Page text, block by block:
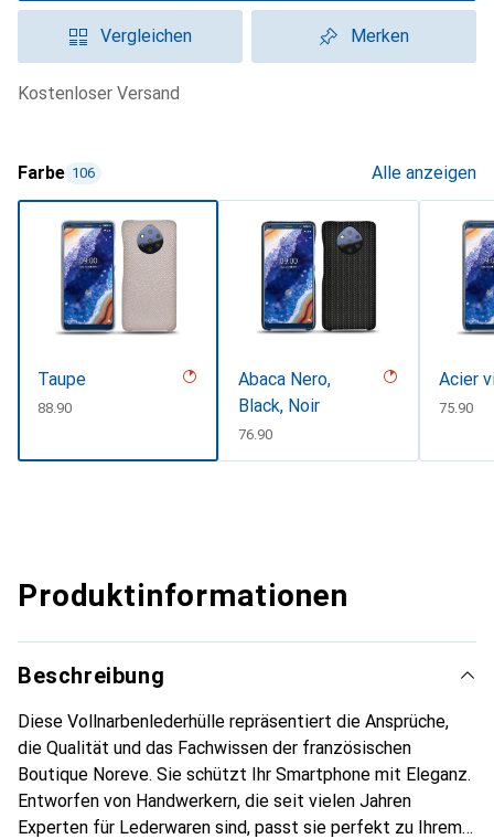
Vergleichen Merken
kostenloser Versand
Farbe 106 Alle anzeigen
Taupe
CHF
88.90
Abaca Nero,
Black, Noir
CHF
76.90
Acier
CHF
75.90
Produktinformationen
Beschreibung
Diese Vollnarbenlederhülle repräsentiert die Ansprüche,
die Qualität und das Fachwissen der französischen
Boutique Noreve. Sie schützt Ihr Smartphone mit Eleganz.
Entworfen von Handwerkern, die seit vielen Jahren
Experten für Lederwaren sind, passt sie perfekt zu Ihrem